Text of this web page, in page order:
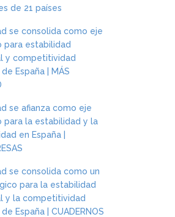
de 21 países
se consolida como eje
para estabilidad
y competitividad
España | MÁS
se afianza como eje
para la estabilidad y la
en España |
se consolida como un
para la estabilidad
y la competitividad
España | CUADERNOS